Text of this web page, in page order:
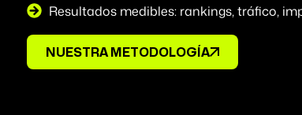
Resultados medibles: rankings, tráfico,
NUESTRA METODOLOGÍA